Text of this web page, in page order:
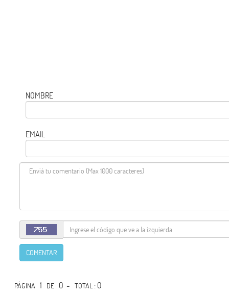
NOMBRE
EMAIL
COMENTAR
PÁGINA 1 DE 0 -TOTAL: 0